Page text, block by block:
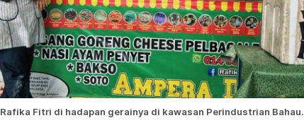
Rafika Fitri di hadapan gerainya di kawasan Perindustrian Bahau.